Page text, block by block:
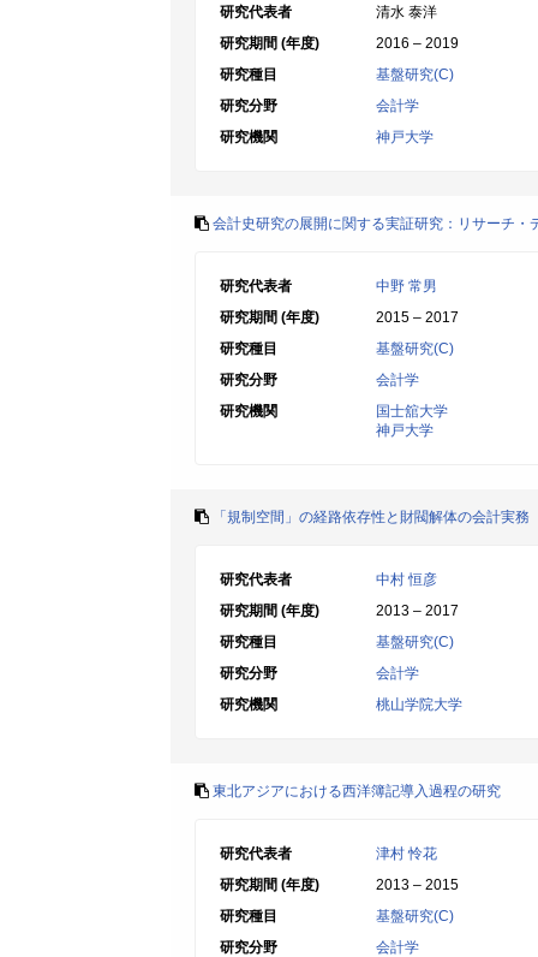
研究代表者
清水 泰洋
研究期間 (年度)
2016 – 2019
研究種目
基盤研究(C)
研究分野
会計学
研究機関
神戸大学
会計史研究の展開に関する実証研究：リサーチ・
研究代表者
中野 常男
研究期間 (年度)
2015 – 2017
研究種目
基盤研究(C)
研究分野
会計学
研究機関
国士舘大学
神戸大学
「規制空間」の経路依存性と財閥解体の会計実務
研究代表者
中村 恒彦
研究期間 (年度)
2013 – 2017
研究種目
基盤研究(C)
研究分野
会計学
研究機関
桃山学院大学
東北アジアにおける西洋簿記導入過程の研究
研究代表者
津村 怜花
研究期間 (年度)
2013 – 2015
研究種目
基盤研究(C)
研究分野
会計学